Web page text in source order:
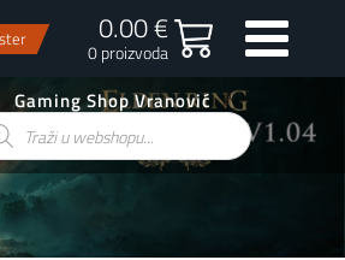
0.00 €
0 proizvoda
Gaming Shop Vranović